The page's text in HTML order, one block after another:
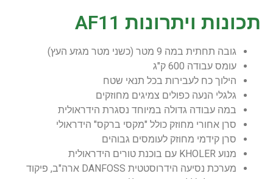
תכונות ויתרונות AF11
גובה תחתית במה 9 מטר (כשני מטר מגזע העץ)
עומס עבודה 600 ק"ג
הילוך כח לעבירות בכל תנאי שטח
גלגלי הנעה כפולים צמיגים מחוזקים
במה עבודה גדולה במיוחד נסגרת הידראולית
סרן אחורי מחוזק כולל "מקסי ברקס" הידראולי
סרן קידמי מחוזק לעומסים גבוהים
מנוע KHOLER עם בוכנת טורים הידראולית
מערכת נסיעה הידרוסטטית DANFOSS ארה"ב, פיקוד